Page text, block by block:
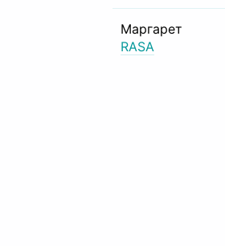
Маргарет
RASA